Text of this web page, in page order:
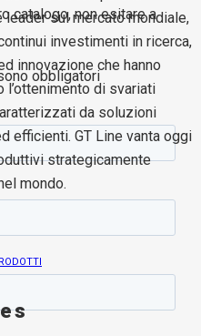
sul mercato mondiale,
investimenti in ricerca,
innovazione che hanno
l’ottenimento di svariati
da soluzioni
efficienti. GT Line vanta oggi
strategicamente
mondo.
catalogo, non esitare a
obbligatori